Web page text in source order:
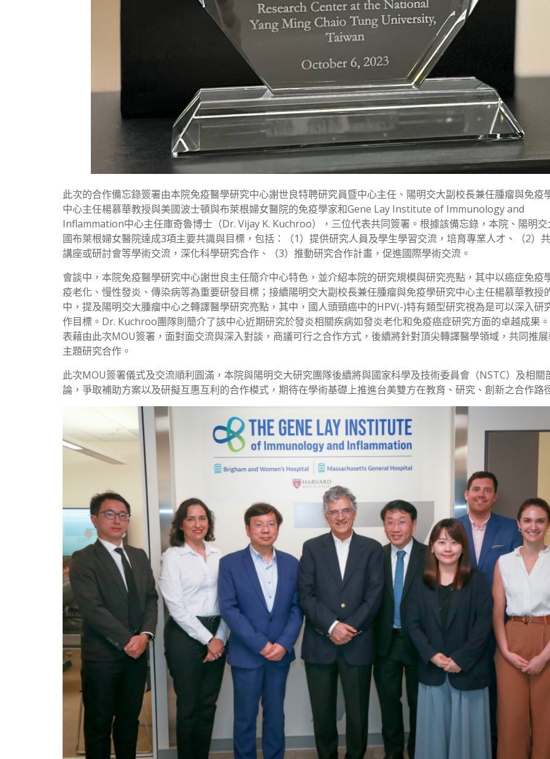
此次的合作備忘錄簽署由本院免疫醫學研究中心謝世良特聘研究員暨中心主任、陽明交大副校長兼任腫瘤與免疫
中心主任楊慕華教授與美國波士頓與布萊根婦女醫院的免疫學家和Gene Lay Institute of Immunology and
Inflammation中心主任庫奇魯博士（Dr. Vijay K. Kuchroo），三位代表共同簽署。根據該備忘錄，本院、陽明
國布萊根婦女醫院達成3項主要共識與目標，包括：（1）提供研究人員及學生學習交流，培育專業人才、（2）
講座或研討會等學術交流，深化科學研究合作、（3）推動研究合作計畫，促進國際學術交流。
會談中，本院免疫醫學研究中心謝世良主任簡介中心特色，並介紹本院的研究規模與研究亮點，其中以癌症免疫
疫老化、慢性發炎、傳染病等為重要研發目標；接續陽明交大副校長兼任腫瘤與免疫學研究中心主任楊慕華教授
中，提及陽明交大腫瘤中心之轉譯醫學研究亮點，其中，國人頭頸癌中的HPV(-)特有類型研究視為是可以深入研
作目標。Dr. Kuchroo團隊則簡介了該中心近期研究於發炎相關疾病如發炎老化和免疫癌症研究方面的卓越成果
表藉由此次MOU簽署，面對面交流與深入對談，商議可行之合作方式，後續將針對頂尖轉譯醫學領域，共同推
主題研究合作。
此次MOU簽署儀式及交流順利圓滿，本院與陽明交大研究團隊後續將與國家科學及技術委員會（NSTC）及相關
論，爭取補助方案以及研擬互惠互利的合作模式，期待在學術基礎上推進台美雙方在教育、研究、創新之合作路